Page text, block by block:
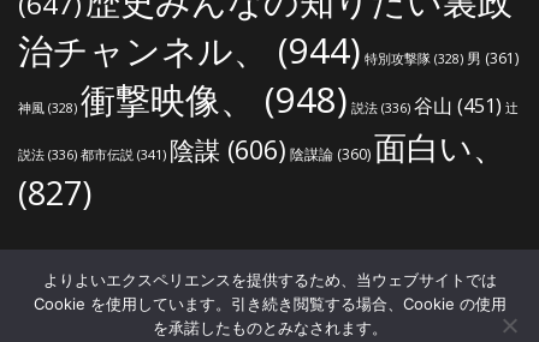
治チャンネル、
(944) 特別攻撃隊 (328) 男 (361)
神風 (328) 衝撃映像、 (948) 説法 (336) 谷山 (451) 辻
説法 (336) 都市伝説 (341) 陰謀 (606) 陰謀論 (360)面白い、
(827)
世界の真実ねっと
ホーム
プライバシーポリシー
著作権・肖像権について
サイトマップ
よりよいエクスペリエンスを提供するため、当ウェブサイトでは
Cookie を使用しています。引き続き閲覧する場合、Cookie の使用
を承諾したものとみなされます。